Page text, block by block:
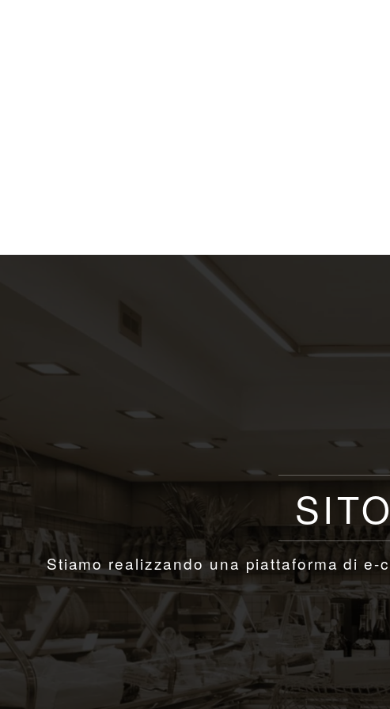
Stiamo realizzando una piattaforma di